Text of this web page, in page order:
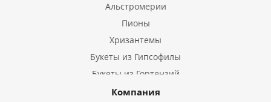
Альстромерии
Пионы
Хризантемы
Букеты из Гипсофилы
Букеты из Гортензий
Букеты из Ирисов
Компания